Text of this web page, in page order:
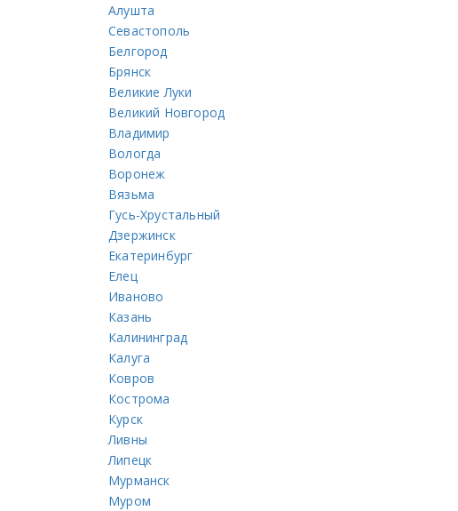
Алушта
Севастополь
Белгород
Брянск
Великие Луки
Великий Новгород
Владимир
Вологда
Воронеж
Вязьма
Гусь-Хрустальный
Дзержинск
Екатеринбург
Елец
Иваново
Казань
Калининград
Калуга
Ковров
Кострома
Курск
Ливны
Липецк
Мурманск
Муром